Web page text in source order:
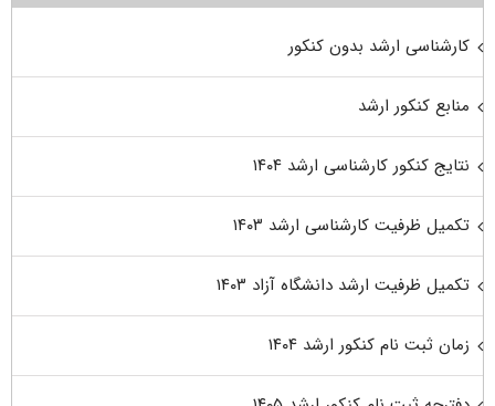
کارشناسی ارشد بدون کنکور
منابع کنکور ارشد
نتایج کنکور کارشناسی ارشد ۱۴۰۴
تکمیل ظرفیت کارشناسی ارشد ۱۴۰۳
تکمیل ظرفیت ارشد دانشگاه آزاد ۱۴۰۳
زمان ثبت نام کنکور ارشد ۱۴۰۴